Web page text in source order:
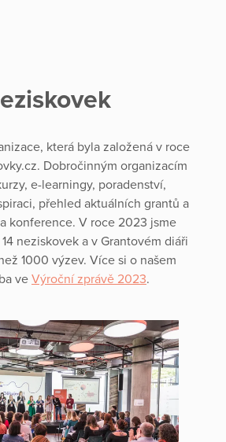
která byla založená v roce
Dobročinným organizacím
e-learningy, poradenství,
přehled aktuálních grantů a
konference. V roce 2023 jsme
neziskovek a v Grantovém diáři
1000 výzev. Více si o našem
ve Výroční zprávě 2023.